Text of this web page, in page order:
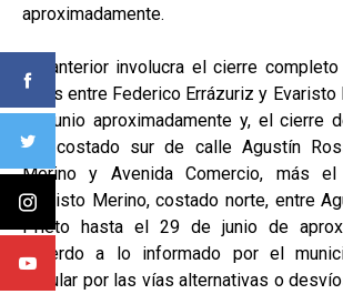
aproximadamente.
Lo anterior involucra el cierre
Ross entre Federico Errázuriz y Evaristo
de junio aproximadamente y, el cierre
del costado sur de calle Agustín
Merino y Avenida Comercio, más
Evaristo Merino, costado norte, entre
Prieto hasta el 29 de junio de
acuerdo a lo informado por el
circular por las vías alternativas o